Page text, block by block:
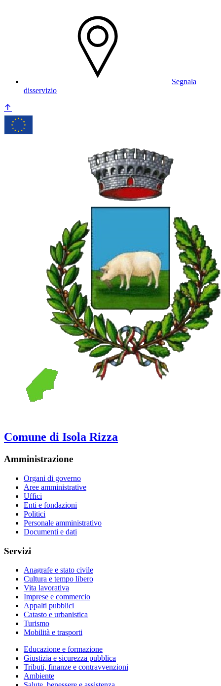
Segnala
disservizio
Comune di Isola Rizza
Amministrazione
Organi di governo
Aree amministrative
Uffici
Enti e fondazioni
Politici
Personale amministrativo
Documenti e dati
Servizi
Anagrafe e stato civile
Cultura e tempo libero
Vita lavorativa
Imprese e commercio
Appalti pubblici
Catasto e urbanistica
Turismo
Mobilità e trasporti
Educazione e formazione
Giustizia e sicurezza pubblica
Tributi, finanze e contravvenzioni
Ambiente